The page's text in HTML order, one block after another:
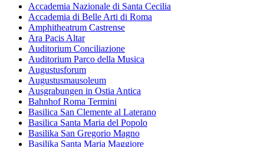
Accademia Nazionale di Santa Cecilia
Accademia di Belle Arti di Roma
Amphitheatrum Castrense
Ara Pacis Altar
Auditorium Conciliazione
Auditorium Parco della Musica
Augustusforum
Augustusmausoleum
Ausgrabungen in Ostia Antica
Bahnhof Roma Termini
Basilica San Clemente al Laterano
Basilica Santa Maria del Popolo
Basilika San Gregorio Magno
Basilika Santa Maria Maggiore